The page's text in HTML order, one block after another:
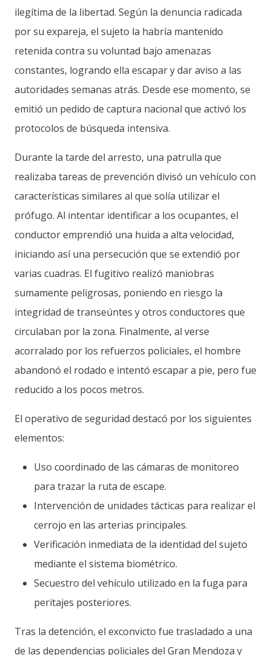
ilegítima de la libertad. Según la denuncia radicada
por su expareja, el sujeto la habría mantenido
retenida contra su voluntad bajo amenazas
constantes, logrando ella escapar y dar aviso a las
autoridades semanas atrás. Desde ese momento, se
emitió un pedido de captura nacional que activó los
protocolos de búsqueda intensiva.
Durante la tarde del arresto, una patrulla que
realizaba tareas de prevención divisó un vehículo con
características similares al que solía utilizar el
prófugo. Al intentar identificar a los ocupantes, el
conductor emprendió una huida a alta velocidad,
iniciando así una persecución que se extendió por
varias cuadras. El fugitivo realizó maniobras
sumamente peligrosas, poniendo en riesgo la
integridad de transeúntes y otros conductores que
circulaban por la zona. Finalmente, al verse
acorralado por los refuerzos policiales, el hombre
abandonó el rodado e intentó escapar a pie, pero fue
reducido a los pocos metros.
El operativo de seguridad destacó por los siguientes
elementos:
Uso coordinado de las cámaras de monitoreo
para trazar la ruta de escape.
Intervención de unidades tácticas para realizar el
cerrojo en las arterias principales.
Verificación inmediata de la identidad del sujeto
mediante el sistema biométrico.
Secuestro del vehículo utilizado en la fuga para
peritajes posteriores.
Tras la detención, el exconvicto fue trasladado a una
de las dependencias policiales del Gran Mendoza y